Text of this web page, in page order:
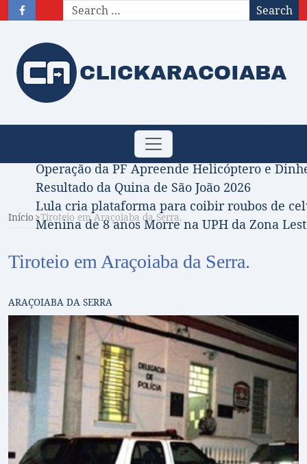
Search
Toggle
navigation
Obituário – Nota de falecimento: 31/07/2026
Comissão Aprova Projeto de Jilmar Tatto
Operação da PF Apreende Helicóptero e
Resultado da Quina de São João 2026
Lula cria plataforma para coibir roubos de
Menina de 8 anos Morre na UPH da Zona
Início Tiroteio em Araçoiaba da Serra.
Tiroteio em Araçoiaba da Serra.
ARAÇOIABA DA SERRA